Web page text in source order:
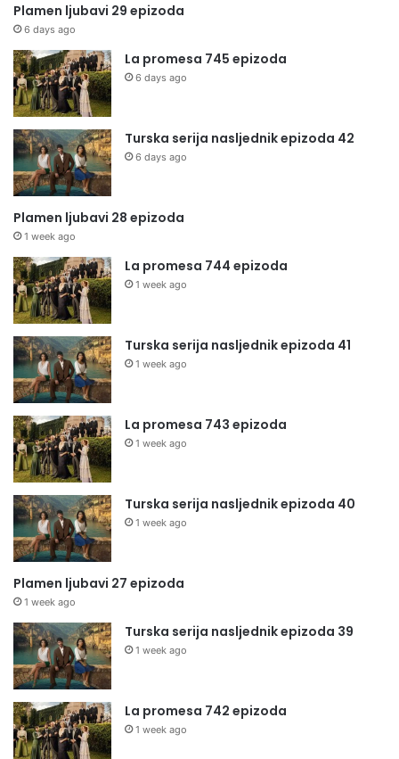
Plamen ljubavi 29 epizoda
6 days ago
La promesa 745 epizoda
6 days ago
Turska serija nasljednik epizoda 42
6 days ago
Plamen ljubavi 28 epizoda
1 week ago
La promesa 744 epizoda
1 week ago
Turska serija nasljednik epizoda 41
1 week ago
La promesa 743 epizoda
1 week ago
Turska serija nasljednik epizoda 40
1 week ago
Plamen ljubavi 27 epizoda
1 week ago
Turska serija nasljednik epizoda 39
1 week ago
La promesa 742 epizoda
1 week ago